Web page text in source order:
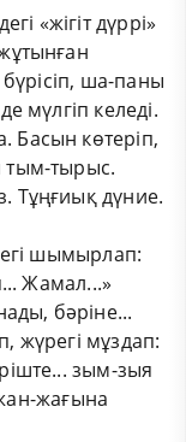
«жігіт дүррі»
бүрісіп, ша-паны
мүлгіп келеді.
Басын көтеріп,
тым-тырыс.
Тұңғиық дүние.
шымырлап:
Жамал...»
бәріне...
жүрегі мұздап:
зым-зыя
жағына